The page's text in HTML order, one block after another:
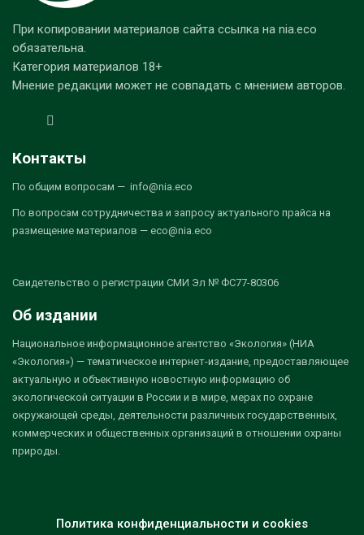
При копировании материалов сайта ссылка на nia.eco
обязательна.
Категория материалов 18+
Мнение редакции может не совпадать с мнением авторов.
Контакты
По общим вопросам — info@nia.eco
По вопросам сотрудничества и запросу актуального прайса на
размещение материалов — eco@nia.eco
Свидетельство о регистрации СМИ Эл № ФС77-80306
Об издании
Национальное информационное агентство «Экология» (НИА
«Экология») — тематическое интернет-издание, предоставляющее
актуальную и объективную новостную информацию об
экологической ситуации в России и в мире, мерах по охране
окружающей среды, деятельности различных государственных,
коммерческих и общественных организаций в отношении охраны
природы.
Политика конфиденциальности и cookies